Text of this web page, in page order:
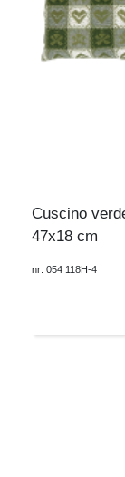
Cuscino
47x18 cm
nr: 054 118H-4